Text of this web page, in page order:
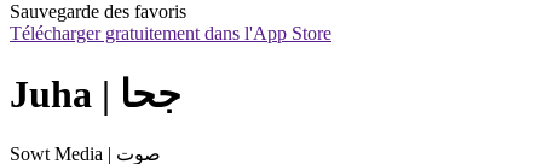
Sauvegarde des favoris
Télécharger gratuitement dans l'App Store
Juha | جحا
Sowt Media | صوت